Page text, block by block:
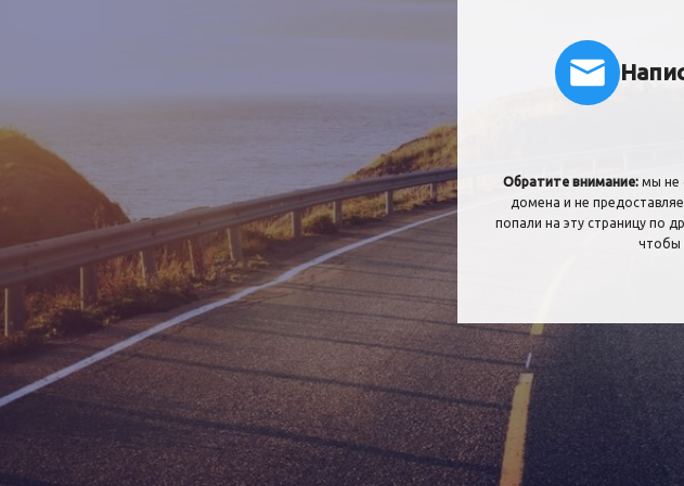
Обратите внимание: мы не
домена и не
попали на эту страницу по
чтобы